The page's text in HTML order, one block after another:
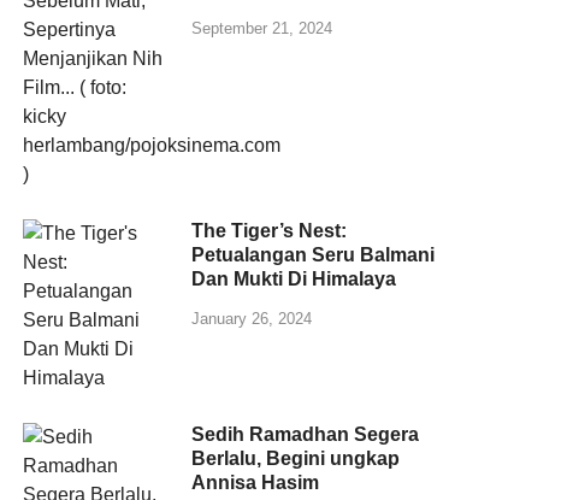
September 21, 2024
The Tiger’s Nest:
Petualangan Seru Balmani
Dan Mukti Di Himalaya
January 26, 2024
Sedih Ramadhan Segera
Berlalu, Begini ungkap
Annisa Hasim